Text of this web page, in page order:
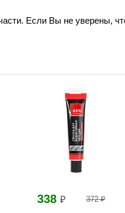
Если Вы не уверены,
338 ₽ 372 ₽